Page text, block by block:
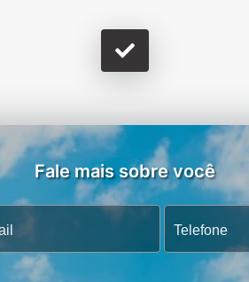
Fale mais sobre você